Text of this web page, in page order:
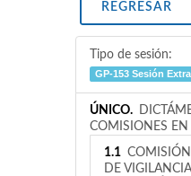
REGRESAR
Tipo de sesión:
GP-153 Sesión
ÚNICO.
COMISIONES EN
1.1
DE